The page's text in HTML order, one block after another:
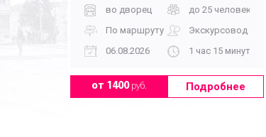
во дворец
до 25 человек
По маршруту
Экскурсовод
06.08.2026
1 час 15 минут
от 1400руб. Подробнее